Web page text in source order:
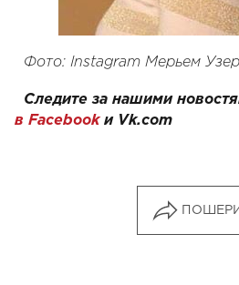
Фото: Instagram Мерьем
Следите за нашими
в Facebookи Vk.com